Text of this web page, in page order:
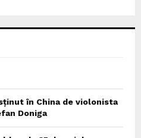
în China de violonista
Doniga